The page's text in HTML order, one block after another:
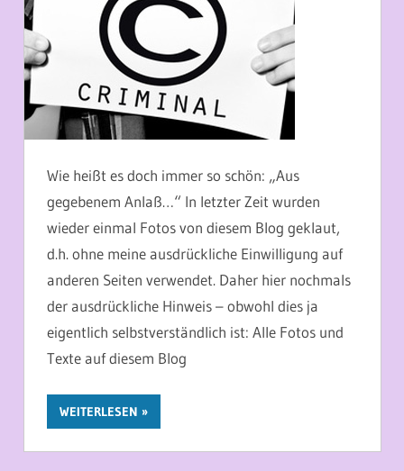
Wie heißt es doch immer so schön: „Aus
gegebenem Anlaß…“ In letzter Zeit wurden
wieder einmal Fotos von diesem Blog geklaut,
d.h. ohne meine ausdrückliche Einwilligung auf
anderen Seiten verwendet. Daher hier nochmals
der ausdrückliche Hinweis – obwohl dies ja
eigentlich selbstverständlich ist: Alle Fotos und
Texte auf diesem Blog
WEITERLESEN